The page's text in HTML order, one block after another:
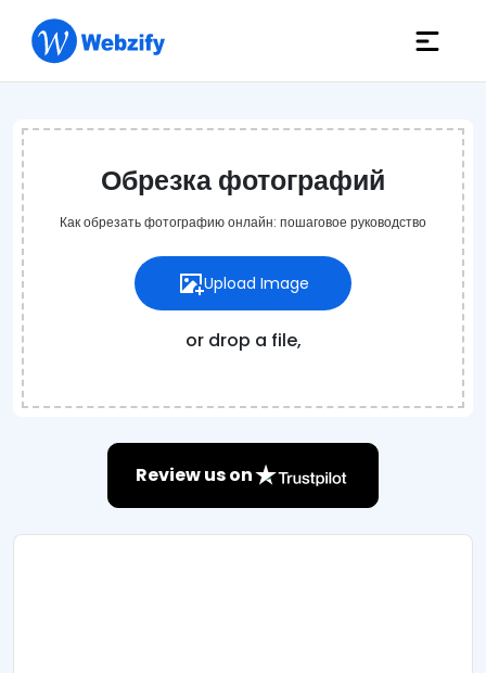
Обрезка фотографий
Как обрезать фотографию онлайн: пошаговое руководство
Upload Image
or drop a file,
Review us on